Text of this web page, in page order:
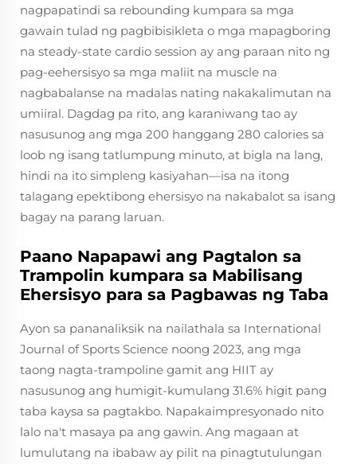
nagpapatindi sa rebounding kumpara sa mga
gawain tulad ng pagbibisikleta o mga mapagboring
na steady-state cardio session ay ang paraan nito ng
pag-eehersisyo sa mga maliit na muscle na
nagbabalanse na madalas nating nakakalimutan na
umiiral. Dagdag pa rito, ang karaniwang tao ay
nasusunog ang mga 200 hanggang 280 calories sa
loob ng isang tatlumpung minuto, at bigla na lang,
hindi na ito simpleng kasiyahan—isa na itong
talagang epektibong ehersisyo na nakabalot sa isang
bagay na parang laruan.
Paano Napapawi ang Pagtalon sa
Trampolin kumpara sa Mabilisang
Ehersisyo para sa Pagbawas ng Taba
Ayon sa pananaliksik na nailathala sa International
Journal of Sports Science noong 2023, ang mga
taong nagta-trampoline gamit ang HIIT ay
nasusunog ang humigit-kumulang 31.6% higit pang
taba kaysa sa pagtakbo. Napakaimpresyonado nito
lalo na't masaya pa ang gawin. Ang magaan at
lumulutang na ibabaw ay pilit na pinagtutulungan